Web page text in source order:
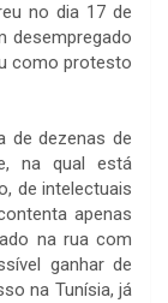
no dia 17 de
desempregado
como protesto
de dezenas de
na qual está
de intelectuais
apenas
na rua com
ganhar de
na Tunísia, já